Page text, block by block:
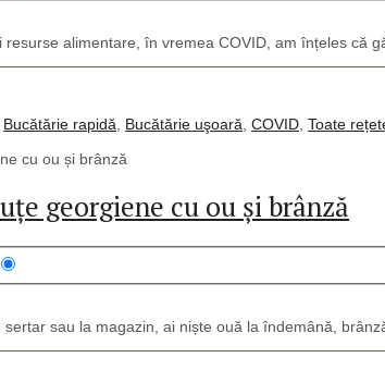
alimentare, în vremea COVID, am înțeles că
Bucătărie rapidă, Bucătărie uşoară, COVID, Toate
georgiene cu ou și brânză
sau la magazin, ai niște ouă la îndemână,